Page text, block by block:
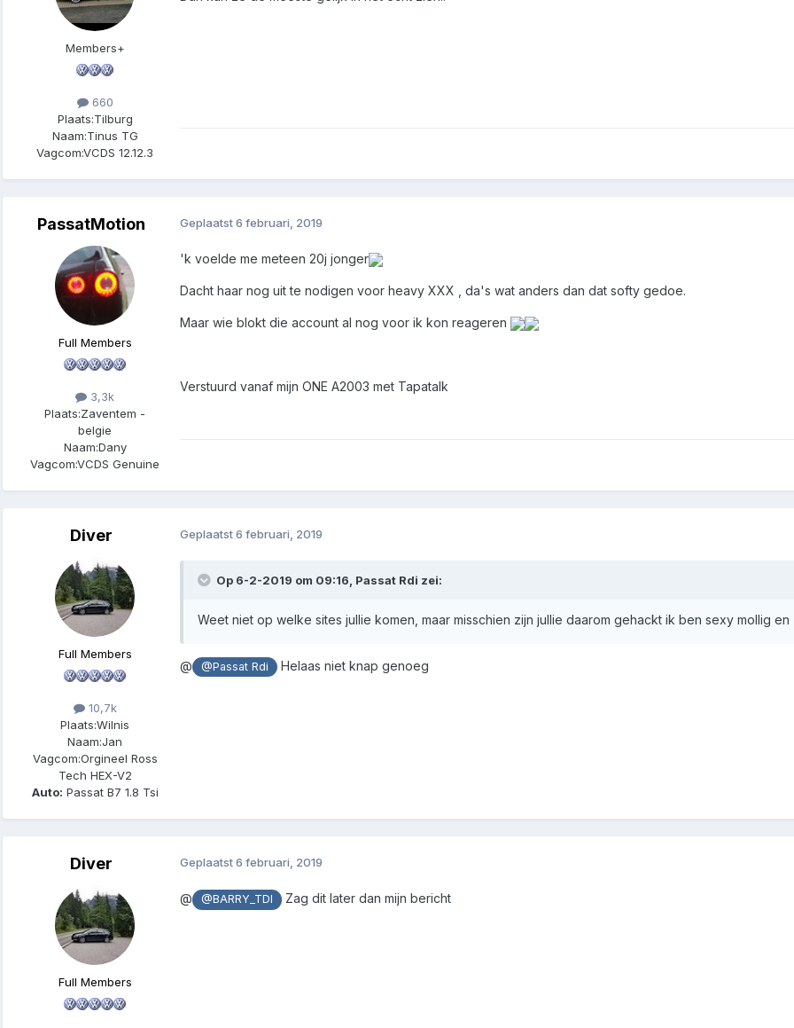
Members+
660
Plaats:Tilburg
Naam:Tinus TG
Vagcom:VCDS 12.12.3
PassatMotion
Full Members
3,3k
Plaats:Zaventem -
belgie
Naam:Dany
Vagcom:VCDS Genuine
Geplaatst6 februari, 2019
'k voelde me meteen 20j jonger
Dacht haar nog uit te nodigen voor heavy XXX , da's wat anders dan dat softy gedoe.
Maar wie blokt die account al nog voor ik kon reageren
Verstuurd vanaf mijn ONE A2003 met Tapatalk
Diver
Full Members
10,7k
Plaats:Wilnis
Naam:Jan
Vagcom:Orgineel Ross
Tech HEX-V2
Auto: Passat B7 1.8 Tsi
Geplaatst6 februari, 2019
Op 6-2-2019 om 09:16, Passat Rdi zei:
Weet niet op welke sites jullie komen, maar misschien zijn jullie daarom gehackt ik ben sexy mollig
@ @Passat Rdi Helaas niet knap genoeg
Diver
Full Members
Geplaatst6 februari, 2019
@ @BARRY_TDI Zag dit later dan mijn bericht